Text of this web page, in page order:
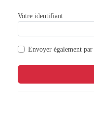
Votre identifiant
Envoyer également par